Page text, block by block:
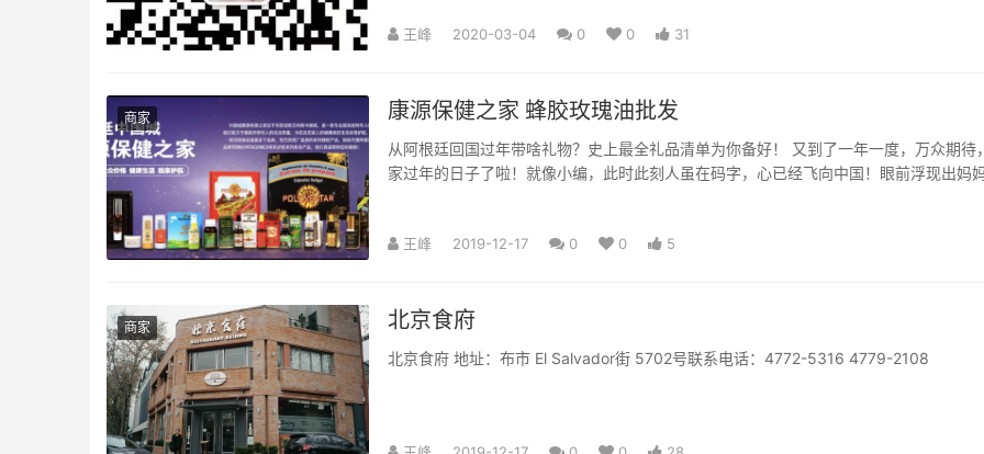
王峰 2020-03-04 0 0 31
商家 康源保健之家 蜂胶玫瑰油批发
从阿根廷回国过年带啥礼物？史上最全礼品清单为你备好！ 又到了一年一度，万众期待，回
家过年的日子了啦！就像小编，此时此刻人虽在码字，心已经飞向中国！眼前浮现出妈
王峰 2019-12-17 0 0 5
商家 北京食府
北京食府 地址：布市 El Salvador街 5702号联系电话：4772-5316 4779-2108